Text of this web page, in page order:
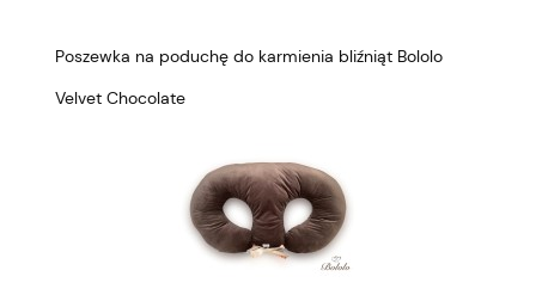
Poszewka na poduchę do karmienia bliźniąt Bololo
Velvet Chocolate